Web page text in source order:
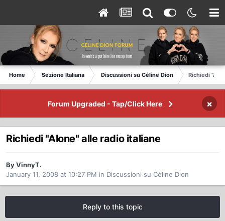
Home Sezione Italiana Discussioni su Céline Dion Richiedi
Forum Upgraded - Tap/Click Here ×
Richiedi "Alone" alle radio italiane
By VinnyT.
January 11, 2008 at 10:27 PM in Discussioni su Céline Dion
Reply to this topic